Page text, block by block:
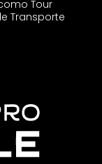
Tour
Transporte